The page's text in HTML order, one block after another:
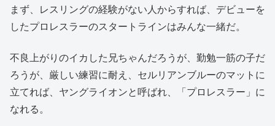
まず、レスリングの経験がない人からすれば、デビューを
したプロレスラーのスタートラインはみんな一緒だ。
不良上がりのイカした兄ちゃんだろうが、勤勉一筋の子だ
ろうが、厳しい練習に耐え、セルリアンブルーのマットに
立てれば、ヤングライオンと呼ばれ、「プロレスラー」に
なれる。